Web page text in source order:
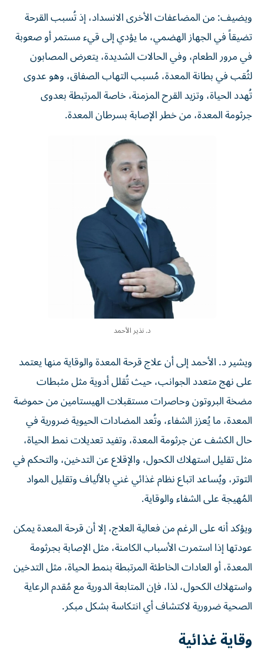
ويضيف: من المضاعفات الأخرى الانسداد، إذ تُسبب القرحة
تضيقاً في الجهاز الهضمي، ما يؤدي إلى قيء مستمر أو صعوبة
في مرور الطعام، وفي الحالات الشديدة، يتعرض المصابون
لثُقب في بطانة المعدة، مُسبب التهاب الصفاق، وهو عدوى
تُهدد الحياة، وتزيد القرح المزمنة، خاصة المرتبطة بعدوى
جرثومة المعدة، من خطر الإصابة بسرطان المعدة.
د. نذير الأحمد
ويشير د. الأحمد إلى أن علاج قرحة المعدة والوقاية منها يعتمد
على نهج متعدد الجوانب، حيث تُقلل أدوية مثل مثبطات
مضخة البروتون وحاصرات مستقبلات الهيستامين من حموضة
المعدة، ما يُعزز الشفاء، وتُعد المضادات الحيوية ضرورية في
حال الكشف عن جرثومة المعدة، وتفيد تعديلات نمط الحياة،
مثل تقليل استهلاك الكحول، والإقلاع عن التدخين، والتحكم في
التوتر، ويُساعد اتباع نظام غذائي غني بالألياف وتقليل المواد
المُهيجة على الشفاء والوقاية.
ويؤكد أنه على الرغم من فعالية العلاج، إلا أن قرحة المعدة يمكن
عودتها إذا استمرت الأسباب الكامنة، مثل الإصابة بجرثومة
المعدة، أو العادات الخاطئة المرتبطة بنمط الحياة، مثل التدخين
واستهلاك الكحول، لذا، فإن المتابعة الدورية مع مُقدم الرعاية
الصحية ضرورية لاكتشاف أي انتكاسة بشكل مبكر.
وقاية غذائية